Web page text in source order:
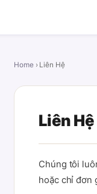
Home› Liên Hệ
Liên Hệ
Chúng tôi
hoặc chỉ đơn